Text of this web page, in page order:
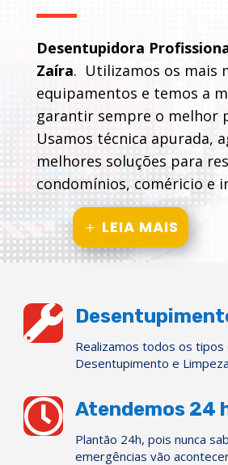
Desentupidora
Zaíra. Utilizamos os mais
equipamentos e temos a
garantir sempre o melhor
Usamos técnica apurada,
melhores soluções para
condomínios, coméricio e
LEIA MAIS

Realizamos todos os tipos
Desentupimento e Limpeza
 Atendemos 24
Plantão 24h, pois nunca
emergências vão